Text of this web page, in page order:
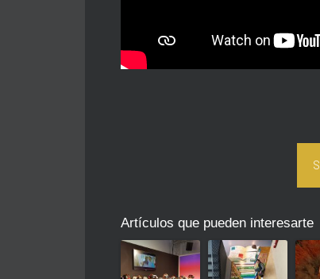
Artículos que pueden interesarte